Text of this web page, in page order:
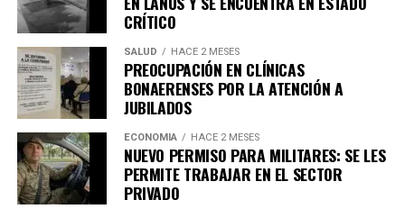
CRÍTICO
SALUD HACE 2 MESES
PREOCUPACIÓN EN CLÍNICAS
BONAERENSES POR LA ATENCIÓN A
JUBILADOS
ECONOMÍA HACE 2 MESES
NUEVO PERMISO PARA MILITARES: SE LES
PERMITE TRABAJAR EN EL SECTOR
PRIVADO